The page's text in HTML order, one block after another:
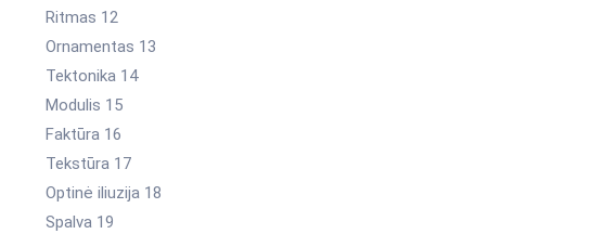
Ritmas 12
Ornamentas 13
Tektonika 14
Modulis 15
Faktūra 16
Tekstūra 17
Optinė iliuzija 18
Spalva 19